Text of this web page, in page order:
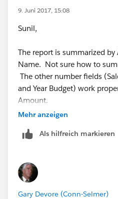
9. Juni 2017, 15:08
Sunil,
The report is summarized
Name. Not sure how to
The other number fields
and Year Budget) work
Amount.
Mehr anzeigen
Als hilfreich markieren
Gary Devore (Conn-Selmer)